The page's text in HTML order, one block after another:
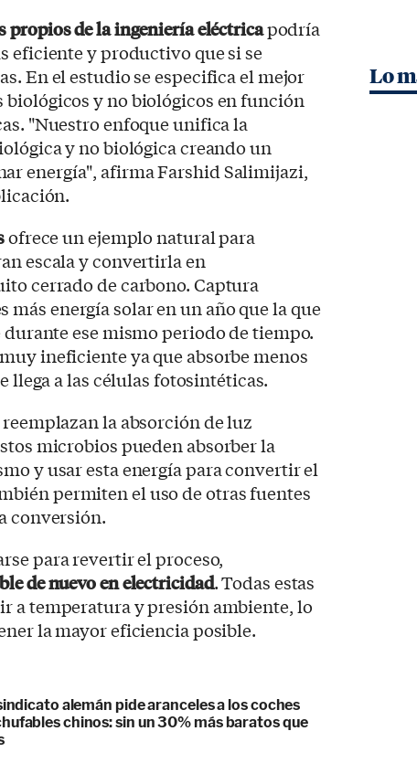
propios de la ingeniería eléctricapodría
eficiente y productivo que si se
En el estudio se especifica el mejor
biológicos y no biológicos en función
"Nuestro enfoque unifica la
y no biológica creando un
energía", afirma Farshid Salimijazi,
ofrece un ejemplo natural para
escala y convertirla en
cerrado de carbono. Captura
más energía solar en un año que la que
ese mismo periodo de tiempo.
ineficiente ya que absorbe menos
llega a las células fotosintéticas.
la absorción de luz
microbios pueden absorber la
y usar esta energía para convertir el
permiten el uso de otras fuentes
conversión.
para revertir el proceso,
de nuevo en electricidad. Todas estas
a temperatura y presión ambiente, lo
la mayor eficiencia posible.
alemán pide aranceles a los coches
chinos: sin un 30% más baratos que
Lo